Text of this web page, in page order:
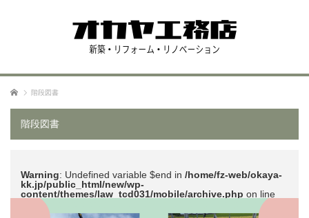
ホーム 階段図書
階段図書
Warning: Undefined variable $end in /home/fz-web/okaya-
kk.jp/public_html/new/wp-
content/themes/law_tcd031/mobile/archive.php on line